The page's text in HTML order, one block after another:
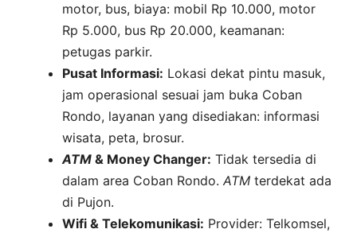
motor, bus, biaya: mobil Rp 10.000, motor
Rp 5.000, bus Rp 20.000, keamanan:
petugas parkir.
Pusat Informasi: Lokasi dekat pintu masuk,
jam operasional sesuai jam buka Coban
Rondo, layanan yang disediakan: informasi
wisata, peta, brosur.
ATM & Money Changer: Tidak tersedia di
dalam area Coban Rondo. ATM terdekat ada
di Pujon.
Wifi & Telekomunikasi: Provider: Telkomsel,